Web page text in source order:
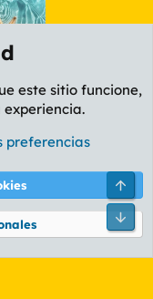
de privacidad Ayuda
Ltd.
este sitio funcione,
preferencias
Pie